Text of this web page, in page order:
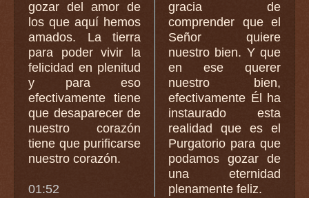
gozar del amor de
los que aquí hemos
amados. La tierra
para poder vivir la
felicidad en plenitud
y para eso
efectivamente tiene
que desaparecer de
nuestro corazón
tiene que purificarse
nuestro corazón.
01:52
gracia de
comprender que el
Señor quiere
nuestro bien. Y que
en ese querer
nuestro bien,
efectivamente Él ha
instaurado esta
realidad que es el
Purgatorio para que
podamos gozar de
una eternidad
plenamente feliz.